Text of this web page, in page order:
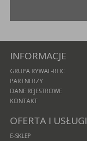
INFORMACJE
GRUPA RYWAL-RHC
PARTNERZY
DANE REJESTROWE
KONTAKT
OFERTA I USŁUGI
E-SKLEP